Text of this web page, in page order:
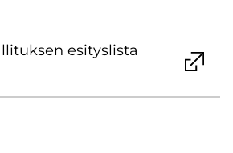
esi­tys­lis­ta